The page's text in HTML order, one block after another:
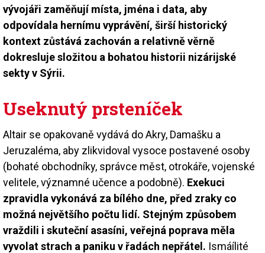
vývojáři zaměňují místa, jména i data, aby
odpovídala hernímu vyprávění, širší historický
kontext zůstává zachován a relativně věrně
dokresluje složitou a bohatou historii nizárijské
sekty v Sýrii.
Useknutý prsteníček
Altair se opakovaně vydává do Akry, Damašku a
Jeruzaléma, aby zlikvidoval vysoce postavené osoby
(bohaté obchodníky, správce měst, otrokáře, vojenské
velitele, významné učence a podobně). Exekuci
zpravidla vykonává za bílého dne, před zraky co
možná největšího počtu lidí. Stejným způsobem
vraždili i skuteční asasíni, veřejná poprava měla
vyvolat strach a paniku v řadách nepřátel. Ismáílité